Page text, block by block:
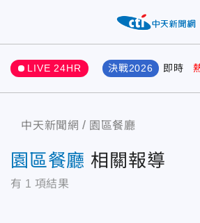
LIVE 24HR 決戰2026 即時
中天新聞網 園區餐廳
園區餐廳 相關報導
有 1 項結果